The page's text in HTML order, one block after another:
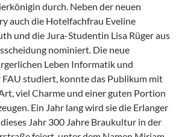
durch. Neben der neuen
auch die Hotelfachfrau Eveline
und die Jura-Studentin Lisa Rüger aus
nominiert. Die neue
Leben Informatik und
studiert, konnte das Publikum mit
viel Charme und einer guten Portion
Ein Jahr lang wird sie die Erlanger
Jahr 300 Jahre Braukultur in der